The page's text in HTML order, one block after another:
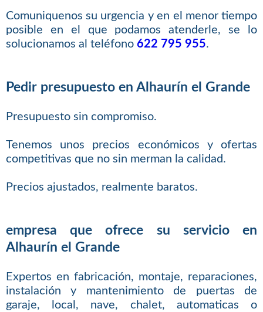
Comuniquenos su urgencia y en el menor tiempo
posible en el que podamos atenderle, se lo
solucionamos al teléfono 622 795 955.
Pedir presupuesto en Alhaurín el Grande
Presupuesto sin compromiso.
Tenemos unos precios económicos y ofertas
competitivas que no sin merman la calidad.
Precios ajustados, realmente baratos.
empresa que ofrece su servicio en
Alhaurín el Grande
Expertos en fabricación, montaje, reparaciones,
instalación y mantenimiento de puertas de
garaje, local, nave, chalet, automaticas o